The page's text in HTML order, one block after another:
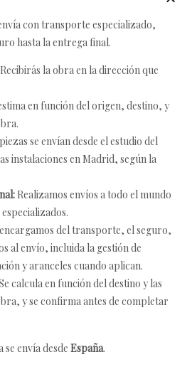
con transporte especializado,
hasta la entrega final.
Recibirás la obra en la dirección que
en función del origen, destino, y
se envían desde el estudio del
instalaciones en Madrid, según la
Realizamos envíos a todo el mundo
del transporte, el seguro,
al envío, incluida la gestión de
y aranceles cuando aplican.
calcula en función del destino y las
y se confirma antes de completar
se envía desde España.